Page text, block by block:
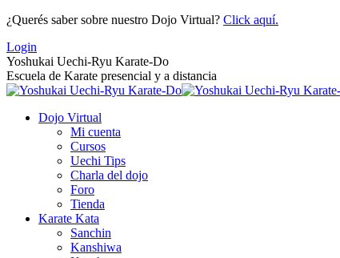
Saltar
contenido
¿Querés saber sobre nuestro Dojo Virtual? Click aquí.
Login
Yoshukai Uechi-Ryu Karate-Do
Escuela de Karate presencial y a distancia
Dojo Virtual
Mi cuenta
Cursos
Uechi Tips
Charla del dojo
Foro
Tienda
Karate Kata
Sanchin
Kanshiwa